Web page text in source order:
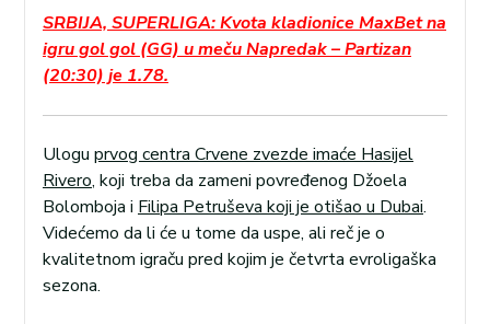
SRBIJA, SUPERLIGA: Kvota kladionice MaxBet na
igru gol gol (GG) u meču Napredak – Partizan
(20:30) je 1.78.
Ulogu prvog centra Crvene zvezde imaće Hasijel
Rivero, koji treba da zameni povređenog Džoela
Bolomboja i Filipa Petruševa koji je otišao u Dubai.
Videćemo da li će u tome da uspe, ali reč je o
kvalitetnom igraču pred kojim je četvrta evroligaška
sezona.